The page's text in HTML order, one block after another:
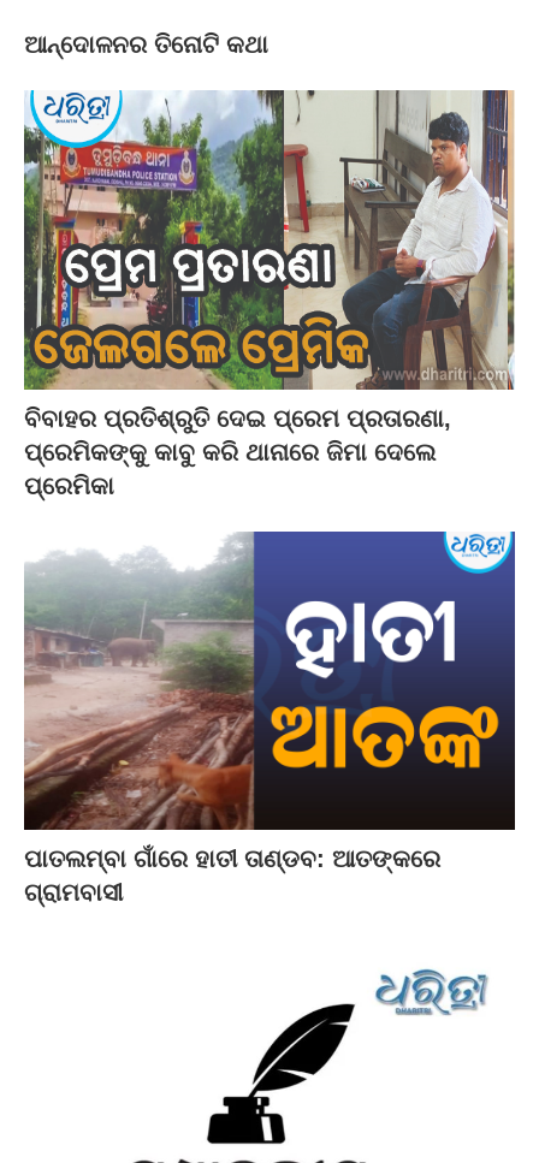
ଆନ୍ଦୋଳନର ତିନୋଟି କଥା
ବିବାହର ପ୍ରତିଶ୍ରୁତି ଦେଇ ପ୍ରେମ ପ୍ରତାରଣା,
ପ୍ରେମିକଙ୍କୁ କାବୁ କରି ଥାନାରେ ଜିମା ଦେଲେ
ପ୍ରେମିକା
ପାତଲମ୍ବା ଗାଁରେ ହାତୀ ତାଣ୍ଡବ: ଆତଙ୍କରେ
ଗ୍ରାମବାସୀ